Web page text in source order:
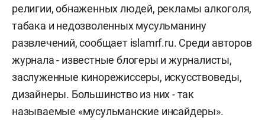
религии, обнаженных людей, рекламы алкоголя,
табака и недозволенных мусульманину
развлечений, сообщает islamrf.ru. Среди авторов
журнала - известные блогеры и журналисты,
заслуженные кинорежиссеры, искусствоведы,
дизайнеры. Большинство из них - так
называемые «мусульманские инсайдеры».